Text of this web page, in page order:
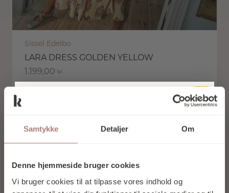
Samtykke Detaljer Om
Denne hjemmeside bruger cookies
Vi bruger cookies til at tilpasse vores indhold og
Sissel Edelbo
LARA DRESS GOLDEN YELLOW
1.199,00
kr.
VORES
NYHEDSBREV
OG FÅ 10% I
RABAT PÅ DIT